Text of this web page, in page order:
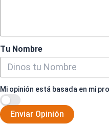
Tu Nombre
Mi opinión está basada en mi
Enviar Opinión